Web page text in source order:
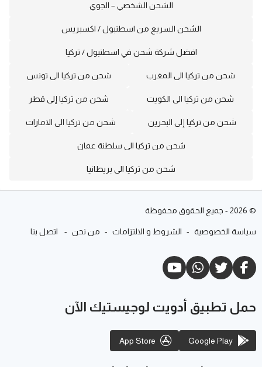
الشحن الشخصي – الجوي
الشحن السريع من اسطنبول / اكسبريس
افضل شركة شحن في اسطنبول / تركيا
شحن من تركيا الى المغرب شحن من تركيا الى تونس
شحن من تركيا الى الكويت شحن من تركيا إلى قطر
شحن من تركيا إلى البحرين شحن من تركيا الى الامارات
شحن من تركيا الى سلطنة عمان
شحن من تركيا الى بريطانيا
©
2026
- جميع الحقوق محفوظة
سياسة الخصوصية - الشروط و الالتزامات - من نحن - اتصل بنا
حمل تطبيق أدويت لوجيستيك الآن
Google Play
App Store